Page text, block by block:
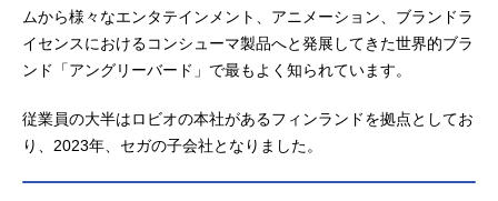
ムから様々なエンタテインメント、アニメーション、ブランドラ
イセンスにおけるコンシューマ製品へと発展してきた世界的ブラ
ンド「アングリーバード」で最もよく知られています。
従業員の大半はロビオの本社があるフィンランドを拠点としてお
り、2023年、セガの子会社となりました。